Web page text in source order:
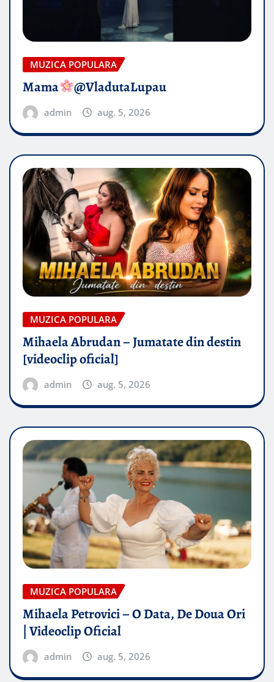
MUZICA POPULARA
Mama @VladutaLupau
admin aug. 5, 2026
MUZICA POPULARA
Mihaela Abrudan – Jumatate din destin
[videoclip oficial]
admin aug. 5, 2026
MUZICA POPULARA
Mihaela Petrovici – O Data, De Doua Ori
| Videoclip Oficial
admin aug. 5, 2026